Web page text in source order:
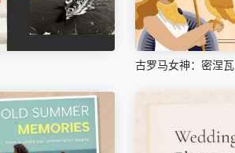
古罗马女神：密涅瓦